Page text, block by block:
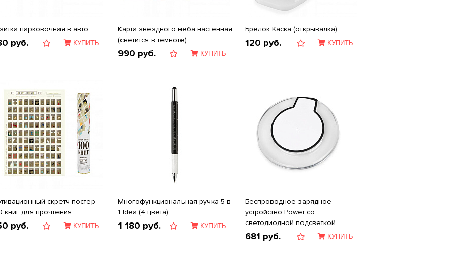
парковочная в авто
руб. КУПИТЬ
Карта звездного неба настенная
(светится в темноте)
990 руб. КУПИТЬ
Брелок Каска (открывалка)
120 руб. КУПИТЬ
скретч-постер
книг для прочтения
руб. КУПИТЬ
Многофункциональная ручка 5 в
1 Idea (4 цвета)
1 180 руб. КУПИТЬ
Беспроводное зарядное
устройcтво Power со
светодиодной подсветкой
681 руб. КУПИТЬ